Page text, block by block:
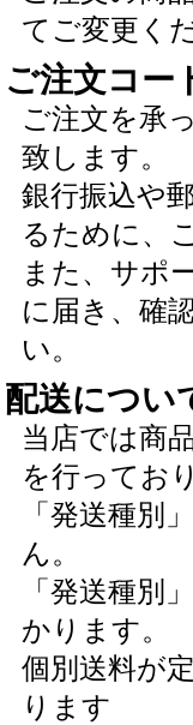
てご変更く
ご注文コー
ご注文を承
致します。
銀行振込や
るために、
また、サポ
に届き、確
い。
配送につい
当店では商
を行ってお
「発送種別
ん。
「発送種別
かります。
個別送料が
ります